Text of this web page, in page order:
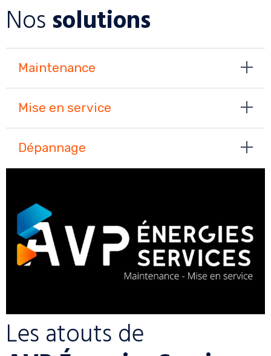
Nos solutions
Maintenance
Mise en service
Dépannage
Les atouts de